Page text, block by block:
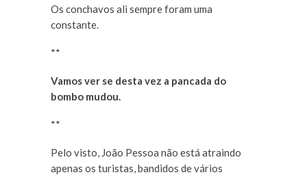
Os conchavos ali sempre foram uma
constante.
**
Vamos ver se desta vez a pancada do
bombo mudou.
**
Pelo visto, João Pessoa não está atraindo
apenas os turistas, bandidos de vários